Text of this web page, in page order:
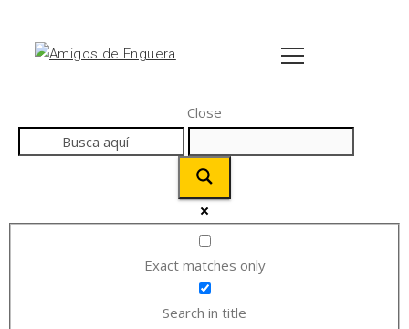
Close
Exact matches only
Search in title